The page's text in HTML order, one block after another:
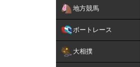
地方競馬
ボートレース
大相撲